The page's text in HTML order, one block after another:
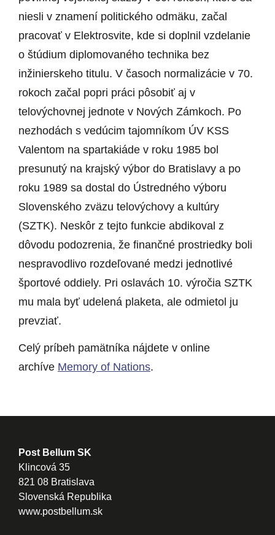
niesli v znamení politického odmäku, začal
pracovať v Elektrosvite, kde si doplnil vzdelanie
o štúdium diplomovaného technika bez
inžinierskeho titulu. V časoch normalizácie v 70.
rokoch začal popri práci pôsobiť aj v
telovýchovnej jednote v Nových Zámkoch. Po
nezhodách s vedúcim tajomníkom ÚV KSS
Valentom na spartakiáde v roku 1985 bol
presunutý na krajský výbor do Bratislavy a po
roku 1989 sa dostal do Ústredného výboru
Slovenského zväzu telovýchovy a kultúry
(SZTK). Neskôr z tejto funkcie abdikoval z
dôvodu podozrenia, že finančné prostriedky boli
nespravodlivo rozdeľované medzi jednotlivé
športové oddiely. Pri oslavách 10. výročia SZTK
mu mala byť udelená plaketa, ale odmietol ju
prevziať.
Celý príbeh pamätníka nájdete v online
archíve Memory of Nations.
Post Bellum SK
Klincová 35
821 08 Bratislava
Slovenská Republika
www.postbellum.sk